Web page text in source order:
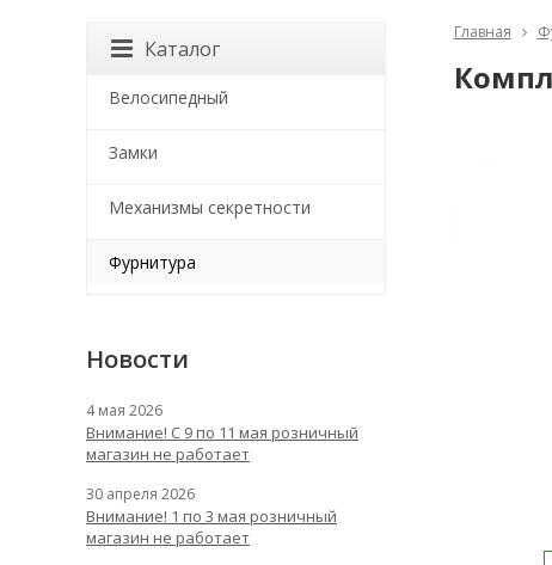
Главная
Каталог
Велосипедный
Замки
Механизмы секретности
Фурнитура
Новости
4 мая 2026
Внимание! С 9 по 11 мая розничный
магазин не работает
30 апреля 2026
Внимание! 1 по 3 мая розничный
магазин не работает